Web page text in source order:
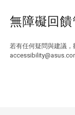
無障礙回
若有任何疑問與建議，